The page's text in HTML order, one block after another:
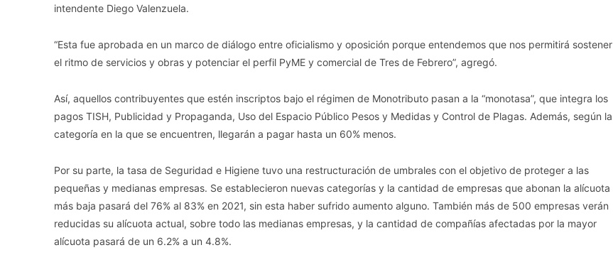
intendente Diego Valenzuela.
“Esta fue aprobada en un marco de diálogo entre oficialismo y oposición porque entendemos que nos permitirá sostener
el ritmo de servicios y obras y potenciar el perfil PyME y comercial de Tres de Febrero”, agregó.
Así, aquellos contribuyentes que estén inscriptos bajo el régimen de Monotributo pasan a la “monotasa”, que integra los
pagos TISH, Publicidad y Propaganda, Uso del Espacio Público Pesos y Medidas y Control de Plagas. Además, según la
categoría en la que se encuentren, llegarán a pagar hasta un 60% menos.
Por su parte, la tasa de Seguridad e Higiene tuvo una restructuración de umbrales con el objetivo de proteger a las
pequeñas y medianas empresas. Se establecieron nuevas categorías y la cantidad de empresas que abonan la alícuota
más baja pasará del 76% al 83% en 2021, sin esta haber sufrido aumento alguno. También más de 500 empresas verán
reducidas su alícuota actual, sobre todo las medianas empresas, y la cantidad de compañías afectadas por la mayor
alícuota pasará de un 6.2% a un 4.8%.